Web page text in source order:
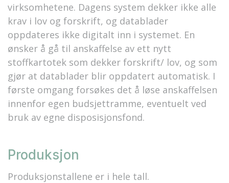
virksomhetene. Dagens system dekker ikke alle
krav i lov og forskrift, og datablader
oppdateres ikke digitalt inn i systemet. En
ønsker å gå til anskaffelse av ett nytt
stoffkartotek som dekker forskrift/ lov, og som
gjør at datablader blir oppdatert automatisk. I
første omgang forsøkes det å løse anskaffelsen
innenfor egen budsjettramme, eventuelt ved
bruk av egne disposisjonsfond.
Produksjon
Produksjonstallene er i hele tall.